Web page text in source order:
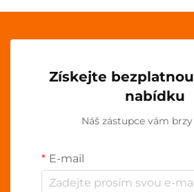
Získejte
nabídku
Náš zástupce vám brzy
E-mail